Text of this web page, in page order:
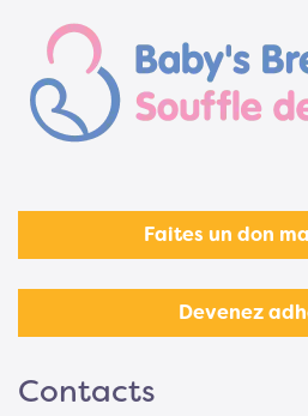
Faites un don
Devenez
Contacts